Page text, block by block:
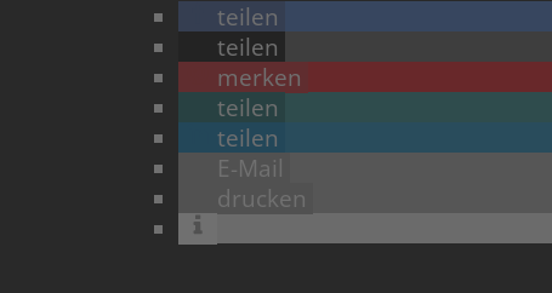
teilen
teilen
merken
teilen
teilen
E-Mail
drucken